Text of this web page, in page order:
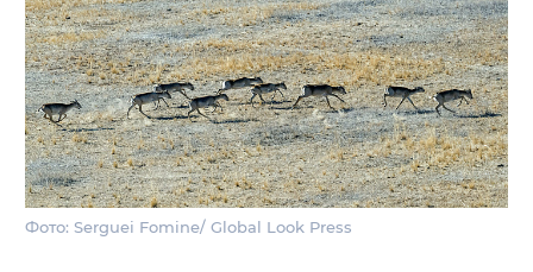
Фото: Serguei Fomine/ Global Look Press